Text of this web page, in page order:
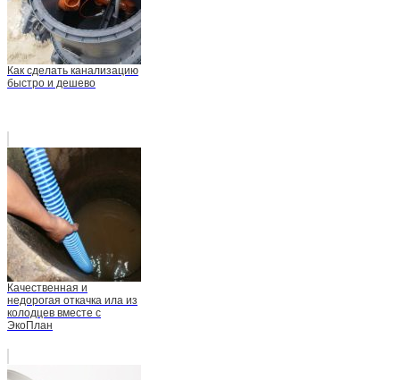
Как сделать канализацию
быстро и дешево
Качественная и
недорогая откачка ила из
колодцев вместе с
ЭкоПлан